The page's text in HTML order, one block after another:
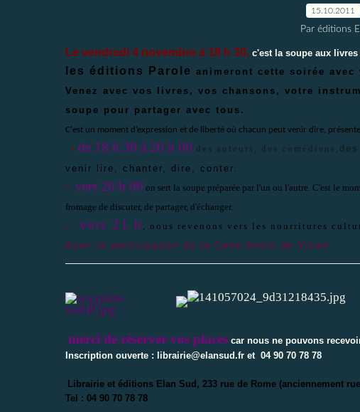
15.10.2011
Par éditions
Le vendredi 4 novembre à 18 h 30, c'est la soupe aux livres
les éditions Parole animeront cette soirée avec
Venez avec vos livres, vos chansons, votre
soupe pour partager avec tous.
C'est un moment d’expression et de liberté où chacun peut venir dire,
- de 18 h 30 à 20 h 00 des auteurs, des comédiens
venir lire, chanter, dire, conter.
- vers 20 h 00 on sert la soupe préparée par l'un ou l'autre. C'est le
fromage de discuter, de partager, d'échanger.
- vers 21 h
, nous revenons vers les nourritures
Avec la participation de la Cave Anvis de Visan.
merci de réserver vos places car nous ne pouvons
Inscription ouverte :
librairie@elansud.fr et 04 90 70 78 78
Librairie et éditions Elan Sud, 233 rue de Rome (anciennement
Tel : 04 90 70 78 78